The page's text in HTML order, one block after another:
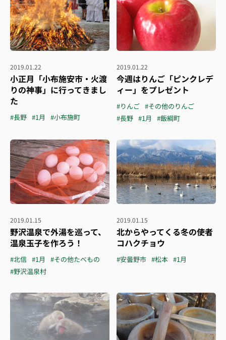
2019.01.22
小正月「小布施安市・火渡
りの神事」に行ってきまし
た
#長野 #1月 #小布施町
2019.01.22
今週はりんご「ピンクレデ
ィー」をプレゼント
#りんご #その他のりんご
#長野 #1月 #飯綱町
2019.01.15
野沢温泉で外湯を巡って、
温泉玉子を作ろう！
#北信 #1月
#その他たべもの
#野沢温泉村
2019.01.15
北からやってくる冬の使者
コハクチョウ
#安曇野市 #松本 #1月